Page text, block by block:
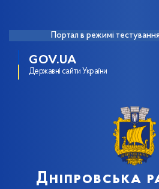
Портал в режимі
GOV.UA
Державні сайти України
Дніпровська